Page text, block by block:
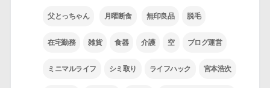
父とっちゃん 月曜断食 無印良品 脱毛
在宅勤務 雑貨 食器 介護 空 ブログ運営
ミニマルライフ シミ取り ライフハック 宮本浩次